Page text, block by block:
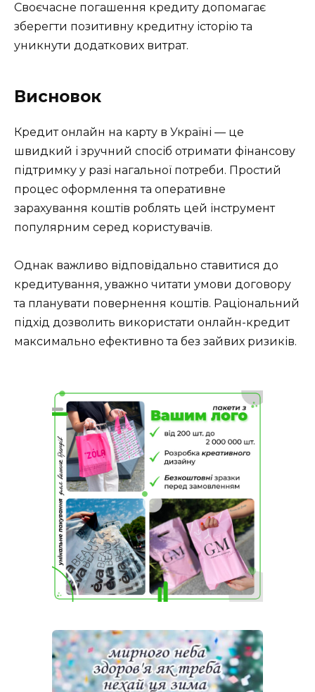
Своєчасне погашення кредиту допомагає
зберегти позитивну кредитну історію та
уникнути додаткових витрат.
Висновок
Кредит онлайн на карту в Україні — це
швидкий і зручний спосіб отримати фінансову
підтримку у разі нагальної потреби. Простий
процес оформлення та оперативне
зарахування коштів роблять цей інструмент
популярним серед користувачів.
Однак важливо відповідально ставитися до
кредитування, уважно читати умови договору
та планувати повернення коштів. Раціональний
підхід дозволить використати онлайн-кредит
максимально ефективно та без зайвих ризиків.